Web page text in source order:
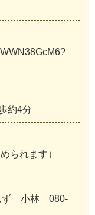
約4分
られます）
ず 小林 080-